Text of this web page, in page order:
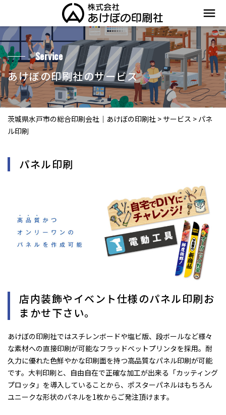
menu
Service
あけぼの印刷社のサービス
茨城県水戸市の総合印刷会社｜あけぼの印刷社 > サービス > パネ
ル印刷
パネル印刷
店内装飾やイベント仕様のパネル印刷お
まかせ下さい。
あけぼの印刷社ではスチレンボードや塩ビ版、段ボールなど様々
な素材への直接印刷が可能なフラッドベットプリンタを採用。耐
久力に優れた色鮮やかな印刷面を持つ高品質なパネル印刷が可能
です。大判印刷と、自由自在で正確な加工が出来る「カッティング
プロッタ」を導入していることから、ポスターパネルはもちろん
ユニークな形状のパネルを1枚からご発注頂けます。